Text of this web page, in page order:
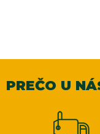
PREČO U